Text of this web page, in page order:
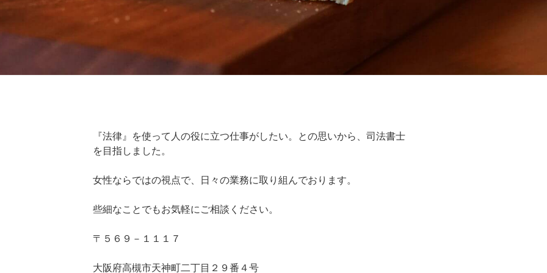
『法律』を使って人の役に立つ仕事がしたい。との思いから、司法書士
を目指しました。
女性ならではの視点で、日々の業務に取り組んでおります。
些細なことでもお気軽にご相談ください。
〒５６９－１１１７
大阪府高槻市天神町二丁目２９番４号